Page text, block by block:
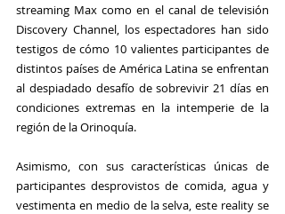
streaming Max
Discovery Channel, los espectadores han sido
testigos de cómo 10 valientes participantes de
distintos países de América Latina se enfrentan
al despiadado desafío de sobrevivir 21 días en
condiciones extremas en la intemperie de la
región de la Orinoquía.
Asimismo, con sus características únicas de
participantes desprovistos de comida, agua y
vestimenta en medio de la selva, este reality se